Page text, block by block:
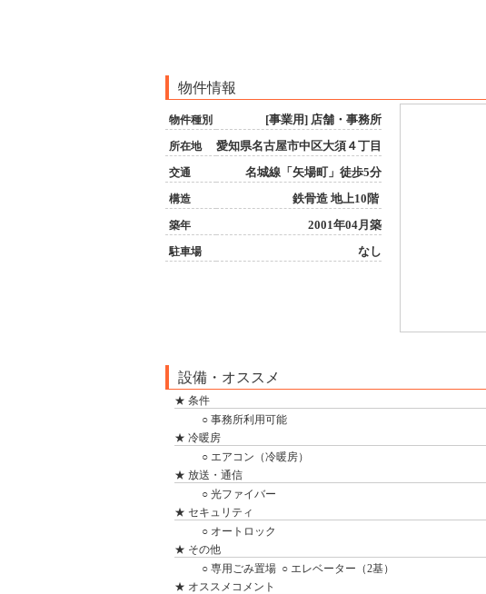
物件情報
物件種別 [事業用] 店舗・事務所
所在地 愛知県名古屋市中区大須４丁目
交通 名城線「矢場町」徒歩5分
構造 鉄骨造 地上10階
築年 2001年04月築
駐車場 なし
設備・オススメ
★ 条件
○ 事務所利用可能
★ 冷暖房
○ エアコン（冷暖房）
★ 放送・通信
○ 光ファイバー
★ セキュリティ
○ オートロック
★ その他
○ 専用ごみ置場 ○ エレベーター（2基）
★ オススメコメント